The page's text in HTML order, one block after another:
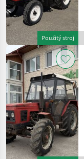
Použitý stroj